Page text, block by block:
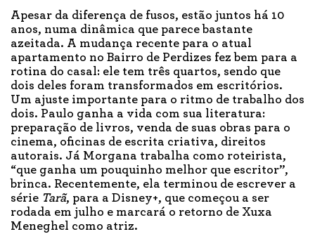
Apesar da diferença de fusos, estão juntos há 10
anos, numa dinâmica que parece bastante
azeitada. A mudança recente para o atual
apartamento no Bairro de Perdizes fez bem para a
rotina do casal: ele tem três quartos, sendo que
dois deles foram transformados em escritórios.
Um ajuste importante para o ritmo de trabalho dos
dois. Paulo ganha a vida com sua literatura:
preparação de livros, venda de suas obras para o
cinema, oficinas de escrita criativa, direitos
autorais. Já Morgana trabalha como roteirista,
“que ganha um pouquinho melhor que escritor”,
brinca. Recentemente, ela terminou de escrever a
série Tarã, para a Disney+, que começou a ser
rodada em julho e marcará o retorno de Xuxa
Meneghel como atriz.